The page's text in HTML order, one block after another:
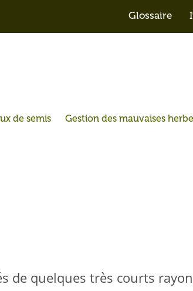
Glossaire
de quelques très courts